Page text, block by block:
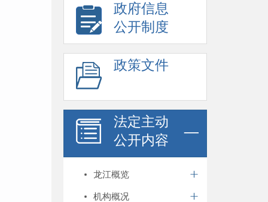
政府信息
公开制度
政策文件
法定主动
公开内容
龙江概览
机构概况